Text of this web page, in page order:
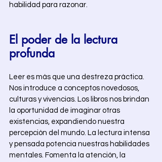
habilidad para razonar.
El poder de la lectura
profunda
Leer es más que una destreza práctica.
Nos introduce a conceptos novedosos,
culturas y vivencias. Los libros nos brindan
la oportunidad de imaginar otras
existencias, expandiendo nuestra
percepción del mundo. La lectura intensa
y pensada potencia nuestras habilidades
mentales. Fomenta la atención, la